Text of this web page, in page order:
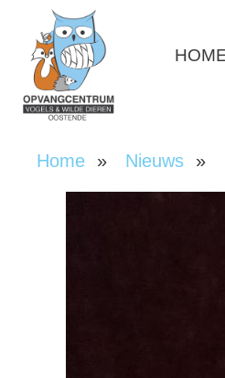
Overslaan
naar
inhoud
Home Nieuws